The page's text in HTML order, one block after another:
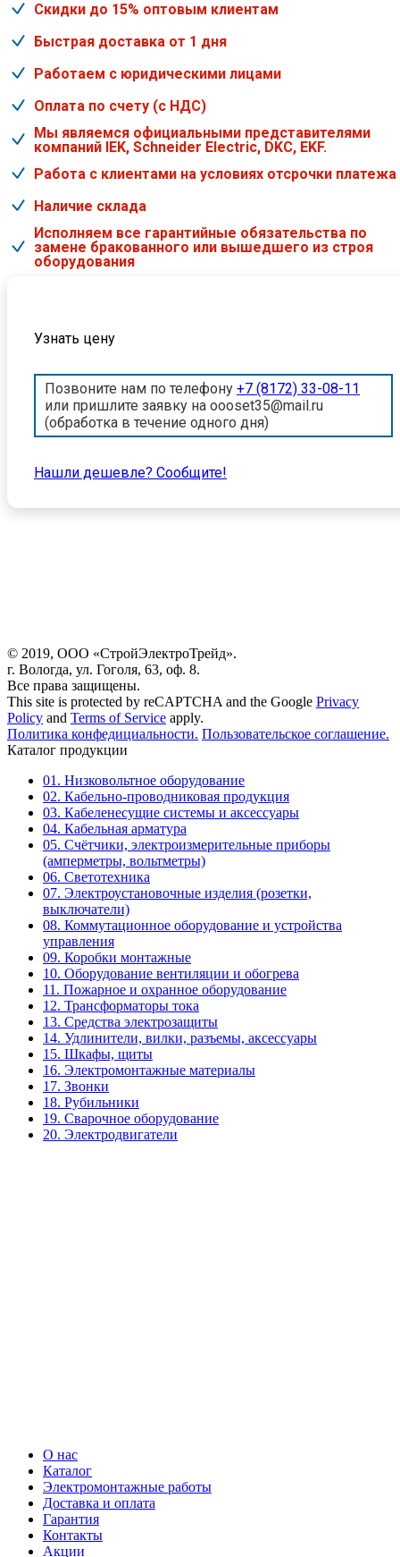
Скидки до 15% оптовым клиентам
Быстрая доставка от 1 дня
Работаем с юридическими лицами
Оплата по счету (с НДС)
Мы являемся официальными представителями
компаний IEK, Schneider Electric, DKC, EKF.
Работа с клиентами на условиях отсрочки платежа
Наличие склада
Исполняем все гарантийные обязательства по
замене бракованного или вышедшего из строя
оборудования
Узнать цену
Позвоните нам по телефону +7 (8172) 33-08-11
или пришлите заявку на oooset35@mail.ru
(обработка в течение одного дня)
Нашли дешевле? Cообщите!
© 2019, ООО «СтройЭлектроТрейд».
г. Вологда, ул. Гоголя, 63, оф. 8.
Все права защищены.
This site is protected by reCAPTCHA and the Google Privacy
Policy and Terms of Service apply.
Политика конфедициальности. Пользовательское соглашение.
Каталог продукции
01. Низковольтное оборудование
02. Кабельно-проводниковая продукция
03. Кабеленесущие системы и аксессуары
04. Кабельная арматура
05. Счётчики, электроизмерительные приборы
(амперметры, вольтметры)
06. Светотехника
07. Электроустановочные изделия (розетки,
выключатели)
08. Коммутационное оборудование и устройства
управления
09. Коробки монтажные
10. Оборудование вентиляции и обогрева
11. Пожарное и охранное оборудование
12. Трансформаторы тока
13. Средства электрозащиты
14. Удлинители, вилки, разъемы, аксессуары
15. Шкафы, щиты
16. Электромонтажные материалы
17. Звонки
18. Рубильники
19. Сварочное оборудование
20. Электродвигатели
О нас
Каталог
Электромонтажные работы
Доставка и оплата
Гарантия
Контакты
Акции